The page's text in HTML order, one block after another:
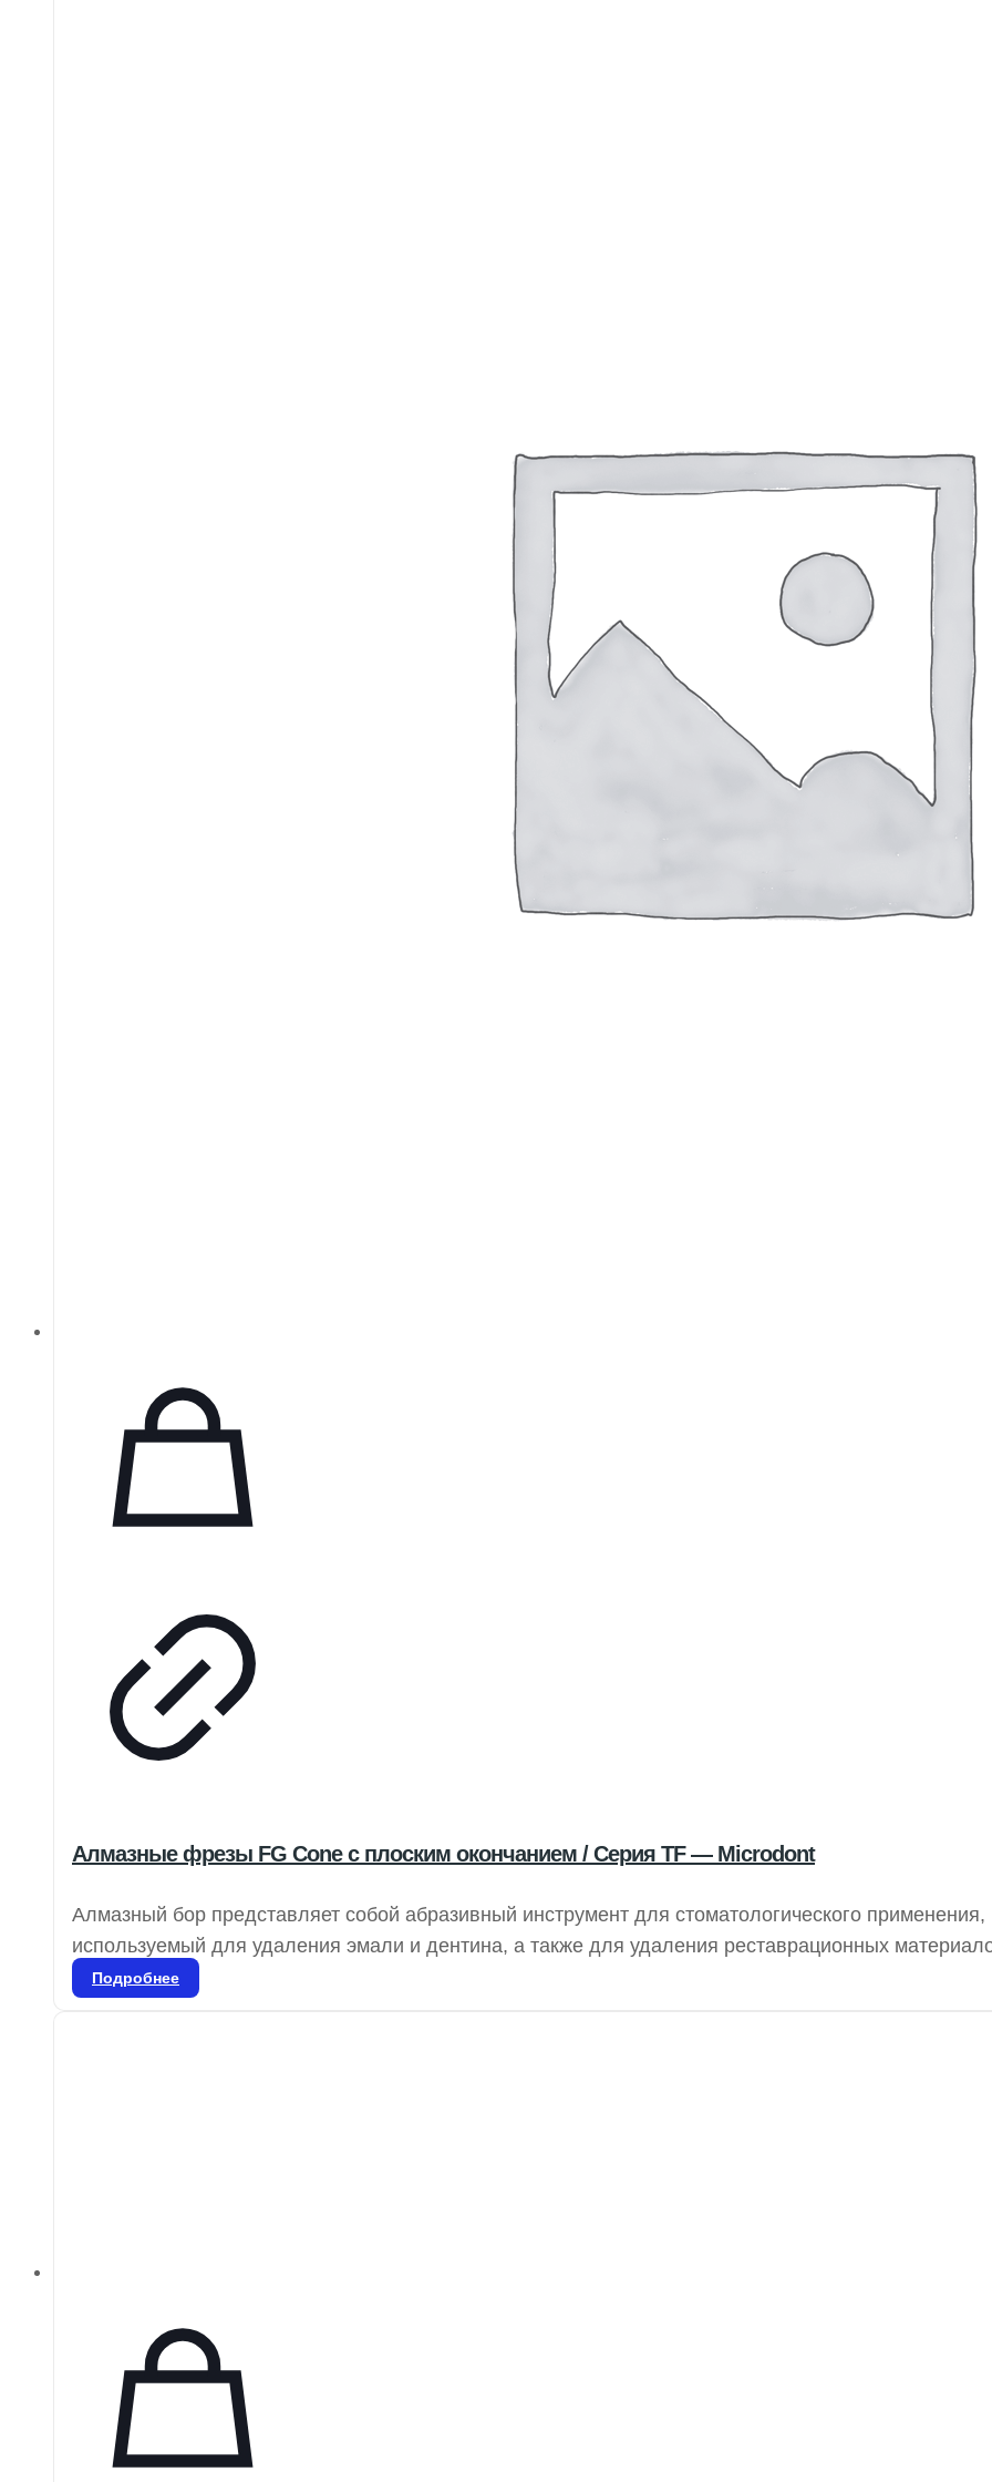
Алмазные фрезы FG Cone с плоским окончанием / Серия TF — Microdont
Алмазный бор представляет собой абразивный инструмент для стоматологического применения,
используемый для удаления эмали и дентина, а также для удаления реставрационных
коррекции частей протезов, таких как композиты, фарфор или металл. Он доступен в различных
Подробнее